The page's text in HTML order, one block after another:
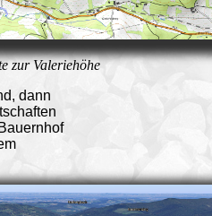
zur Valeriehöhe
dann